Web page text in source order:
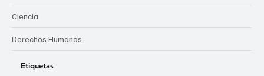
Ciencia
Derechos Humanos
Etiquetas